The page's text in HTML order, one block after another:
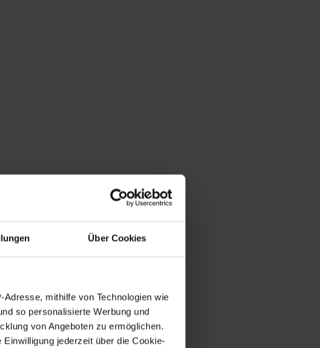
Über Cookies
mithilfe von Technologien wie
so personalisierte Werbung und
von Angeboten zu ermöglichen.
jederzeit über die Cookie-